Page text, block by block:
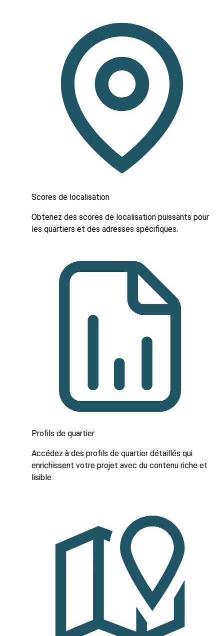
Scores de localisation
Obtenez des scores de localisation puissants pour
les quartiers et des adresses spécifiques.
Profils de quartier
Accédez à des profils de quartier détaillés qui
enrichissent votre projet avec du contenu riche et
lisible.